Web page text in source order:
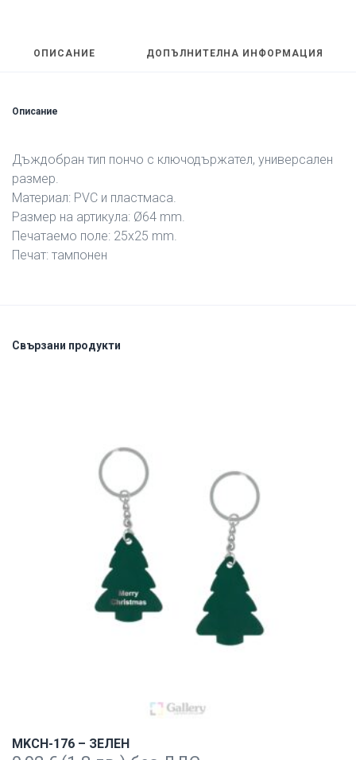
ОПИСАНИЕ ДОПЪЛНИТЕЛНА ИНФОРМАЦИЯ
Описание
Дъждобран тип пончо с ключодържател, универсален
размер.
Материал: PVC и пластмаса.
Размер на артикула: Ø64 mm.
Печатаемо поле: 25х25 mm.
Печат: тампонен
Свързани продукти
MKCH-176 – ЗЕЛЕН